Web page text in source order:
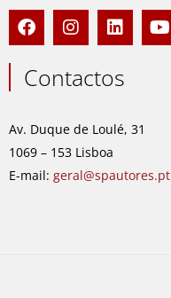
F
a
c
e
b
o
k
I
n
s
t
a
r
a
m
L
i
n
k
e
i
n
Y
o
u
Contactos
Av. Duque de Loulé, 31
1069 – 153 Lisboa
E-mail: geral@spautores.pt